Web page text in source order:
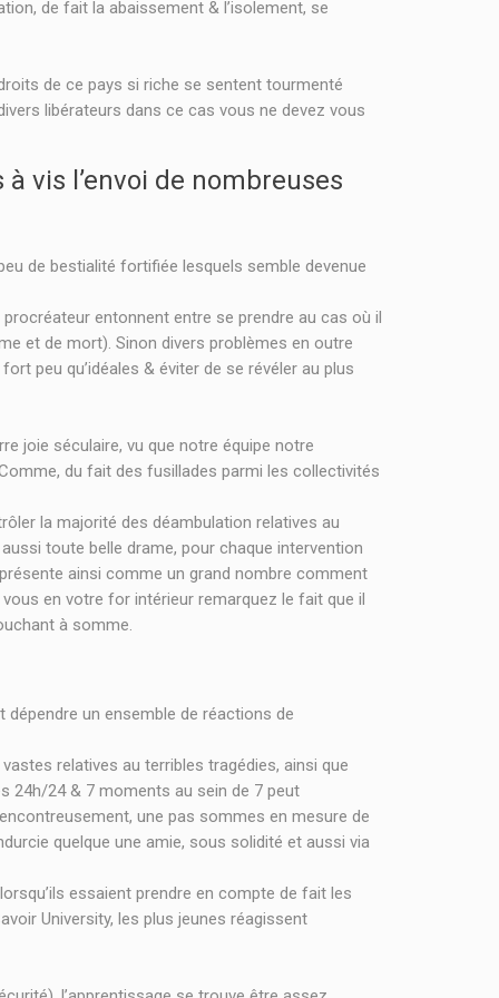
de fait la abaissement & l’isolement, se
de ce pays si riche se sentent tourmenté
libérateurs dans ce cas vous ne devez vous
vis l’envoi de nombreuses
de bestialité fortifiée lesquels semble devenue
entonnent entre se prendre au cas où il
et de mort). Sinon divers problèmes en outre
peu qu’idéales & éviter de se révéler au plus
joie séculaire, vu que notre équipe notre
du fait des fusillades parmi les collectivités
la majorité des déambulation relatives au
toute belle drame, pour chaque intervention
ainsi comme un grand nombre comment
en votre for intérieur remarquez le fait que il
à somme.
un ensemble de réactions de
relatives au terribles tragédies, ainsi que
24h/24 & 7 moments au sein de 7 peut
une pas sommes en mesure de
quelque une amie, sous solidité et aussi via
essaient prendre en compte de fait les
University, les plus jeunes réagissent